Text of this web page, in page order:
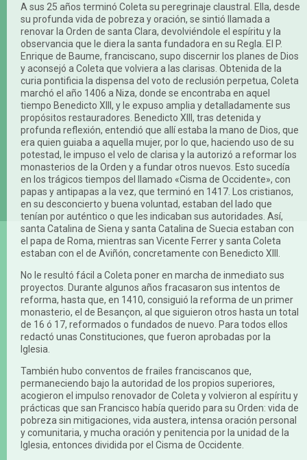
A sus 25 años terminó Coleta su peregrinaje claustral. Ella, desde
su profunda vida de pobreza y oración, se sintió llamada a
renovar la Orden de santa Clara, devolviéndole el espíritu y la
observancia que le diera la santa fundadora en su Regla. El P.
Enrique de Baume, franciscano, supo discernir los planes de Dios
y aconsejó a Coleta que volviera a las clarisas. Obtenida de la
curia pontificia la dispensa del voto de reclusión perpetua, Coleta
marchó el año 1406 a Niza, donde se encontraba en aquel
tiempo Benedicto XIII, y le expuso amplia y detalladamente sus
propósitos restauradores. Benedicto XIII, tras detenida y
profunda reflexión, entendió que allí estaba la mano de Dios, que
era quien guiaba a aquella mujer, por lo que, haciendo uso de su
potestad, le impuso el velo de clarisa y la autorizó a reformar los
monasterios de la Orden y a fundar otros nuevos. Esto sucedía
en los trágicos tiempos del llamado «Cisma de Occidente», con
papas y antipapas a la vez, que terminó en 1417. Los cristianos,
en su desconcierto y buena voluntad, estaban del lado que
tenían por auténtico o que les indicaban sus autoridades. Así,
santa Catalina de Siena y santa Catalina de Suecia estaban con
el papa de Roma, mientras san Vicente Ferrer y santa Coleta
estaban con el de Aviñón, concretamente con Benedicto XIII.
No le resultó fácil a Coleta poner en marcha de inmediato sus
proyectos. Durante algunos años fracasaron sus intentos de
reforma, hasta que, en 1410, consiguió la reforma de un primer
monasterio, el de Besançon, al que siguieron otros hasta un total
de 16 ó 17, reformados o fundados de nuevo. Para todos ellos
redactó unas Constituciones, que fueron aprobadas por la
Iglesia.
También hubo conventos de frailes franciscanos que,
permaneciendo bajo la autoridad de los propios superiores,
acogieron el impulso renovador de Coleta y volvieron al espíritu y
prácticas que san Francisco había querido para su Orden: vida de
pobreza sin mitigaciones, vida austera, intensa oración personal
y comunitaria, y mucha oración y penitencia por la unidad de la
Iglesia, entonces dividida por el Cisma de Occidente.